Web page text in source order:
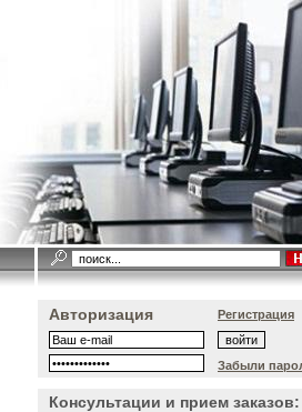
Авторизация Регистрация
Забыли
Консультации и прием заказов: